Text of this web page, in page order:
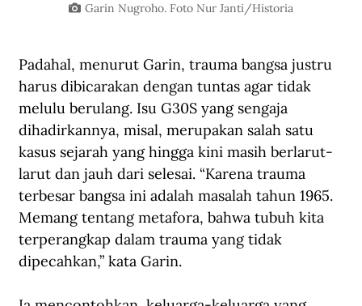
Garin Nugroho. Foto Nur Janti/Historia
Padahal, menurut Garin, trauma bangsa justru
harus dibicarakan dengan tuntas agar tidak
melulu berulang. Isu G30S yang sengaja
dihadirkannya, misal, merupakan salah satu
kasus sejarah yang hingga kini masih berlarut-
larut dan jauh dari selesai. “Karena trauma
terbesar bangsa ini adalah masalah tahun 1965.
Memang tentang metafora, bahwa tubuh kita
terperangkap dalam trauma yang tidak
dipecahkan,” kata Garin.